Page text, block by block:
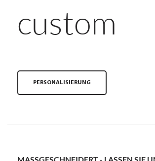
custom
PERSONALISIERUNG